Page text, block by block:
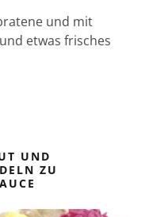
und mit
etwas frisches
UND
ZU N